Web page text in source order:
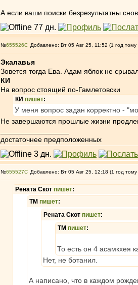
А если ваши поиски безрезультатны
№655526 Добавлено: Вт 05 Авг 25, 11:52 (1 год тому
Экалавья
Зовется тогда Ева. Адам яблок не
КИ
На вопрос стоящий по-Гамлетовски
КИ пишет:
У меня вопрос задан корректно -
Не завершаются прошлые жизни
достаточнее предположенных
№655527 Добавлено: Вт 05 Авг 25, 12:18 (1 год тому
Рената Скот пишет:
ТМ пишет:
Рената Скот пишет:
ТМ пишет:
То есть он 4 асамкхея
Нет, не ботанил.
А написано, что в каждом